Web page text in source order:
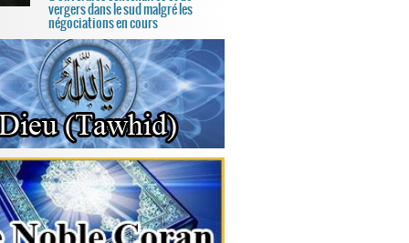
vergers dans le sud malgré les
négociations en cours